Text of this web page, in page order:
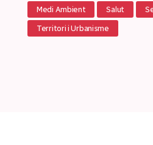
Medi Ambient Salut
Territori i Urbanisme